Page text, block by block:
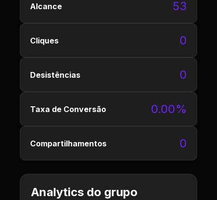
Alcance 53
Cliques 0
Desistências 0
Taxa de Conversão 0.00%
Compartilhamentos 0
Analytics do grupo